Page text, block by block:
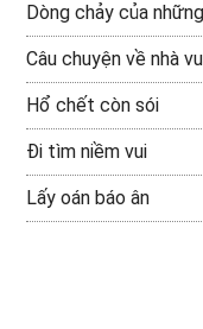
Dòng chảy của
Câu chuyện về nhà
Hổ chết còn sói
Đi tìm niềm vui
Lấy oán báo ân